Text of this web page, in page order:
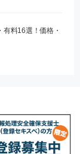
料16選！価格・